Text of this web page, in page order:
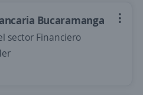
Bucaramanga
sector Financiero